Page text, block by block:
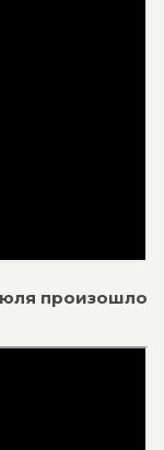
произошло